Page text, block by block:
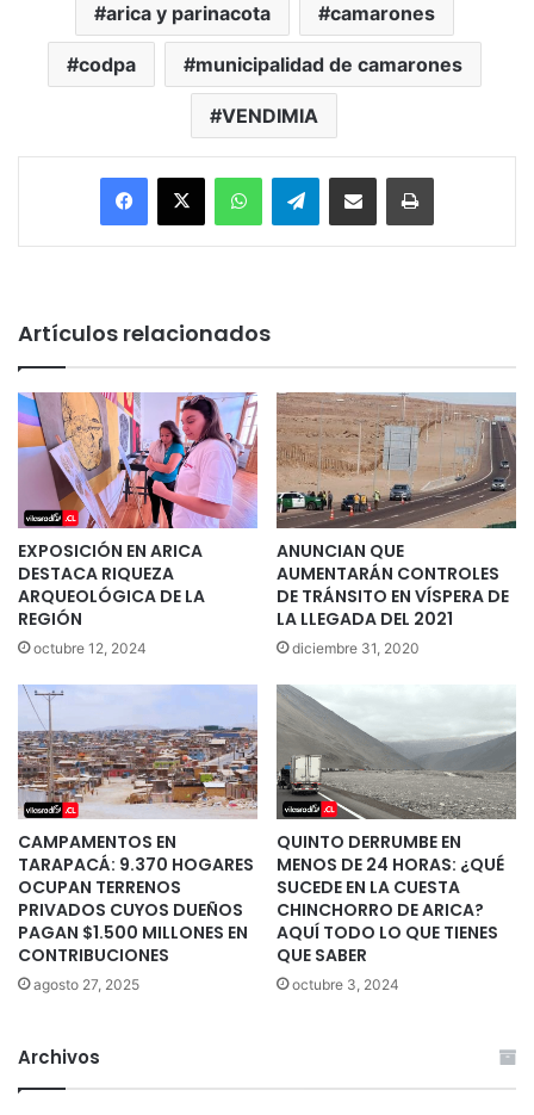
arica y parinacota camarones
codpa municipalidad de camarones
VENDIMIA
Facebook
X WhatsAppTelegramEnviar vía email Imprimir
Artículos relacionados
EXPOSICIÓN EN ARICA
DESTACA RIQUEZA
ARQUEOLÓGICA DE LA
REGIÓN
octubre 12, 2024
ANUNCIAN QUE
AUMENTARÁN CONTROLES
DE TRÁNSITO EN VÍSPERA DE
LA LLEGADA DEL 2021
diciembre 31, 2020
CAMPAMENTOS EN
TARAPACÁ: 9.370 HOGARES
OCUPAN TERRENOS
PRIVADOS CUYOS DUEÑOS
PAGAN $1.500 MILLONES EN
CONTRIBUCIONES
agosto 27, 2025
QUINTO DERRUMBE EN
MENOS DE 24 HORAS: ¿QUÉ
SUCEDE EN LA CUESTA
CHINCHORRO DE ARICA?
AQUÍ TODO LO QUE TIENES
QUE SABER
octubre 3, 2024
Archivos